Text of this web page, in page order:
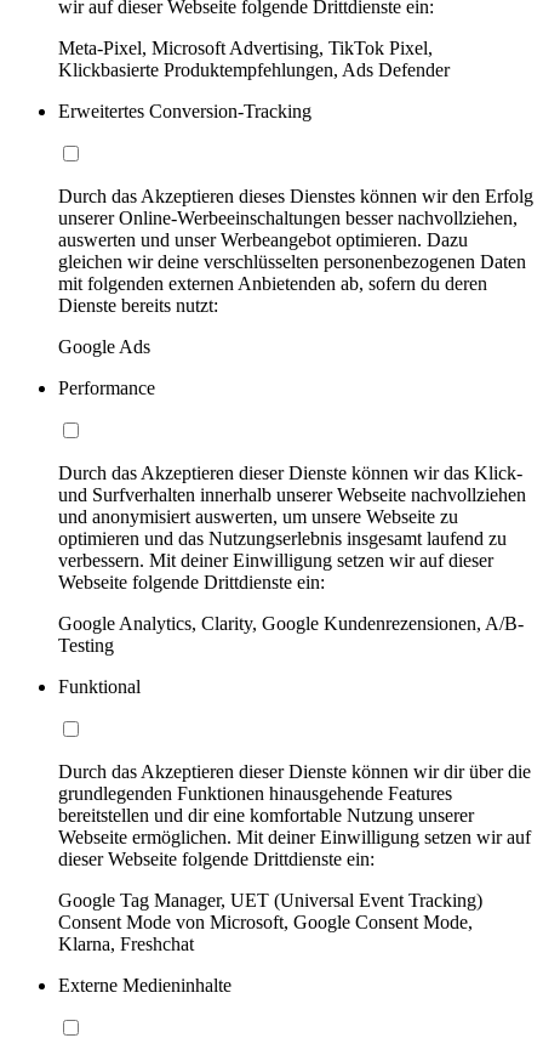
wir auf dieser Webseite folgende Drittdienste ein:
Meta-Pixel, Microsoft Advertising, TikTok Pixel,
Klickbasierte Produktempfehlungen, Ads Defender
Erweitertes Conversion-Tracking
Durch das Akzeptieren dieses Dienstes können wir den Erfolg
unserer Online-Werbeeinschaltungen besser nachvollziehen,
auswerten und unser Werbeangebot optimieren. Dazu
gleichen wir deine verschlüsselten personenbezogenen Daten
mit folgenden externen Anbietenden ab, sofern du deren
Dienste bereits nutzt:
Google Ads
Performance
Durch das Akzeptieren dieser Dienste können wir das Klick-
und Surfverhalten innerhalb unserer Webseite nachvollziehen
und anonymisiert auswerten, um unsere Webseite zu
optimieren und das Nutzungserlebnis insgesamt laufend zu
verbessern. Mit deiner Einwilligung setzen wir auf dieser
Webseite folgende Drittdienste ein:
Google Analytics, Clarity, Google Kundenrezensionen, A/B-
Testing
Funktional
Durch das Akzeptieren dieser Dienste können wir dir über die
grundlegenden Funktionen hinausgehende Features
bereitstellen und dir eine komfortable Nutzung unserer
Webseite ermöglichen. Mit deiner Einwilligung setzen wir auf
dieser Webseite folgende Drittdienste ein:
Google Tag Manager, UET (Universal Event Tracking)
Consent Mode von Microsoft, Google Consent Mode,
Klarna, Freshchat
Externe Medieninhalte